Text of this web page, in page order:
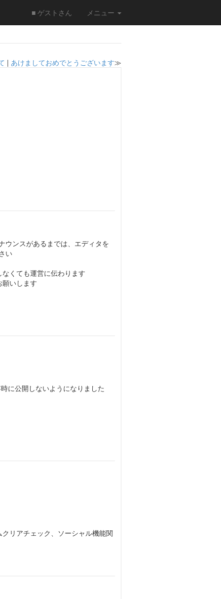
■ ゲストさん メニュー
| あけましておめでとうございます≫
ウンスがあるまでは、エディタを
い
くても運営に伝わります
いします
に公開しないようになりました
リアチェック、ソーシャル機能関